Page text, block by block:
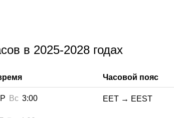
в 2025-2028 годах
Часовой пояс
Вс 3:00 EET → EEST